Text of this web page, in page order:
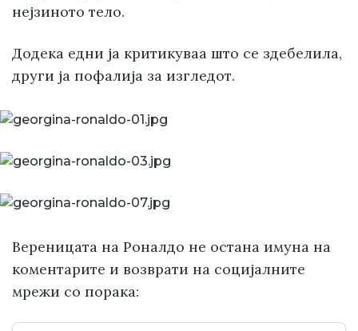
нејзиното тело.
Додека едни ја критикуваа што се здебелила,
други ја пофалија за изгледот.
Вереницата на Роналдо не остана имуна на
коментарите и возврати на социјалните
мрежи со порака: